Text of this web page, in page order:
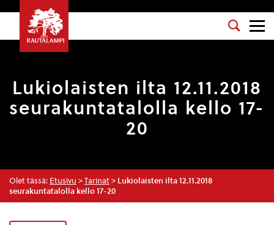
Lukiolaisten ilta 12.11.2018
seurakuntatalolla kello 17-
20
Olet tässä: Etusivu > Tarinat > Lukiolaisten ilta 12.11.2018
seurakuntatalolla kello 17-20